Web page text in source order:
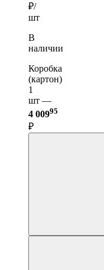
₽/
шт
В
наличии
Коробка
(картон)
1
шт —
4 00995
₽